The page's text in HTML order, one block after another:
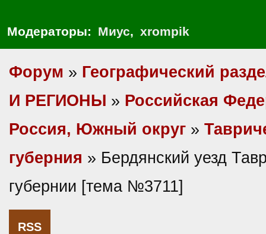
Модераторы: Миус, xrompik
Форум » Географический
И РЕГИОНЫ » Российская
Россия, Южный округ »
губерния » Бердянский уезд
губернии [тема №3711]
RSS